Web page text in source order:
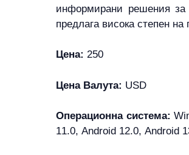
информирани решения
предлага висока степен
Цена: 250
Цена Валута: USD
Операционна система:
11.0, Android 12.0, Android